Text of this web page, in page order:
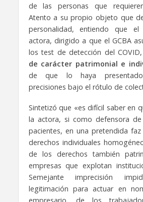
de las personas que
Atento a su propio objeto que
personalidad, entiendo que
actora, dirigido a que el GCBA
los test de detección del COVID,
de carácter patrimonial e
de que lo haya
precisiones bajo el rótulo de
Sintetizó que «es difícil saber en
la actora, si como defensora
pacientes, en una pretendida
derechos individuales
de los derechos también
empresas que explotan
Semejante imprecisión
legitimación para actuar en